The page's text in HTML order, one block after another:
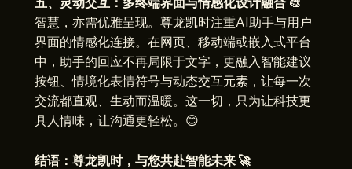
智慧，亦需优雅呈现。尊龙凯时注重AI助手与用户
界面的情感化连接。在网页、移动端或嵌入式平台
中，助手的回应不再局限于文字，更融入智能建议
按钮、情境化表情符号与动态交互元素，让每一次
交流都直观、生动而温暖。这一切，只为让科技更
具人情味，让沟通更轻松。😊
结语：尊龙凯时，与您共赴智能未来 🚀